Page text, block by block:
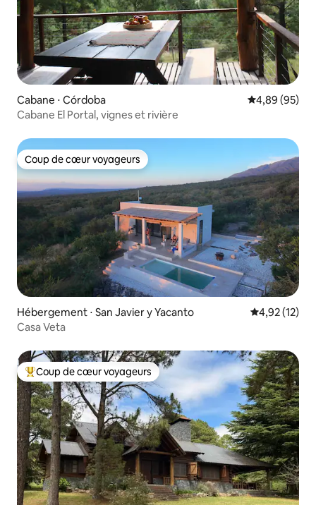
Cabane ⋅ Córdoba Évaluation
4,89 (95)
Cabane El Portal, vignes et rivière
Coup de cœur voyageurs
Coup de cœur voyageurs
Hébergement ⋅ San Javier y Yacanto Évaluation
4,92 (12)
Casa Veta
Coups de cœur voyageurs les plus appréciés
Coup de cœur voyageurs